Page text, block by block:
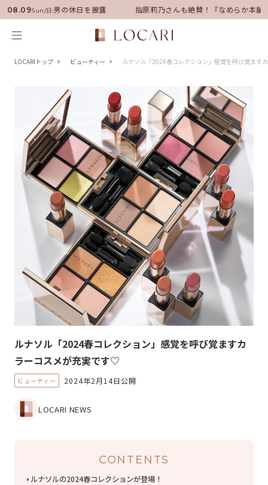
08.09Sun/日
就任！いい男の休日を披露 指原莉乃さんも絶賛！『なめらか本舗
LOCARIトップ ビューティー ルナソル「2024春コレクション」感覚を呼び覚ます
ルナソル「2024春コレクション」感覚を呼び覚ますカ
ラーコスメが充実です♡
ビューティー 2024年2月14日公開
LOCARI NEWS
CONTENTS
ルナソルの2024春コレクションが登場！